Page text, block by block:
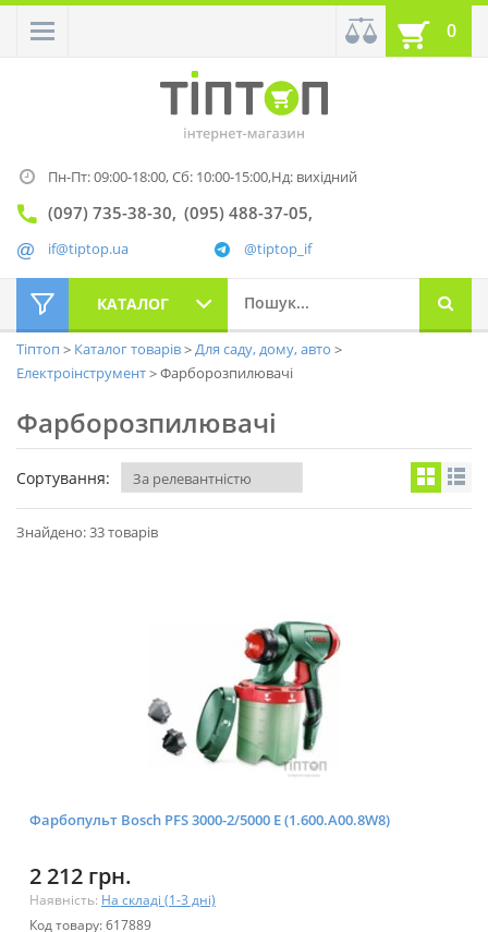
0
Пн-Пт: 09:00-18:00,Сб: 10:00-15:00,Нд: вихідний
(097) 735-38-30 (095) 488-37-05
@tiptop_if
if@tiptop.ua
КАТАЛОГ
Тіптоп Каталог товарів
Для саду, дому, авто
Електроінструмент
Фарборозпилювачі
Фарборозпилювачі
Сортування:
Знайдено: 33 товарів
Фарбопульт Bosch PFS 3000-2/5000 E (1.600.A00.8W8)
2 212 грн.
Наявність: На складі (1-3 дні)
Код товару: 617889